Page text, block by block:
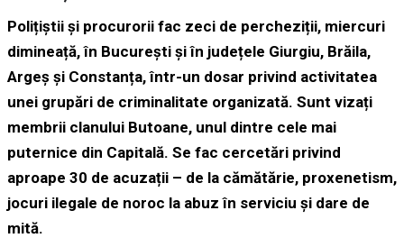
Polițiștii și procurorii fac zeci de percheziții, miercuri
dimineață, în București și în județele Giurgiu, Brăila,
Argeș și Constanța, într-un dosar privind activitatea
unei grupări de criminalitate organizată. Sunt vizați
membrii clanului Butoane, unul dintre cele mai
puternice din Capitală. Se fac cercetări privind
aproape 30 de acuzații – de la cămătărie, proxenetism,
jocuri ilegale de noroc la abuz în serviciu și dare de
mită.